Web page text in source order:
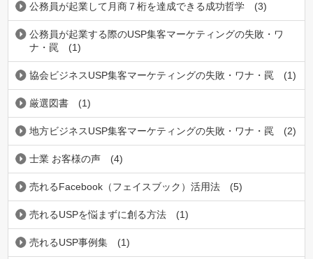
公務員が起業して月商７桁を達成できる成功哲学 (3)
公務員が起業する際のUSP集客マーケティングの失敗・ワ
ナ・罠
(1)
協会ビジネスUSP集客マーケティングの失敗・ワナ・罠 (1)
厳選図書 (1)
地方ビジネスUSP集客マーケティングの失敗・ワナ・罠 (2)
士業 お客様の声 (4)
売れるFacebook（フェイスブック）活用法 (5)
売れるUSPを悩まずに創る方法 (1)
売れるUSP事例集 (1)